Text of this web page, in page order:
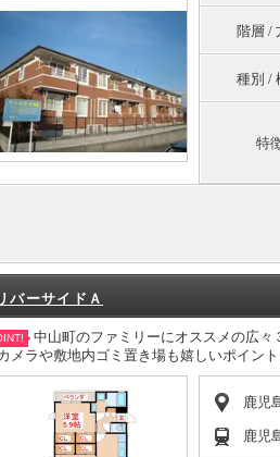
階層 /
種別 /
特
バーサイドＡ
中山町のファミリーにオススメの広
メラや敷地内ゴミ置き場も嬉しいポイン
鹿児
鹿児